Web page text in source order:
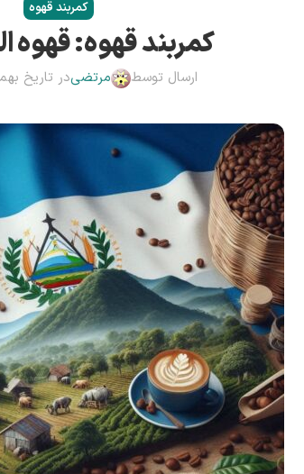
کمربند قهوه
کمربند قهوه: قهوه
ارسال توسط مرتضیدر تاریخ بهمن 4,